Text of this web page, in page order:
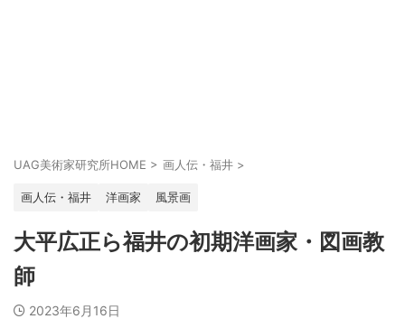
UAG美術家研究所HOME > 画人伝・福井 >
画人伝・福井 洋画家 風景画
大平広正ら福井の初期洋画家・図画教
師
2023年6月16日